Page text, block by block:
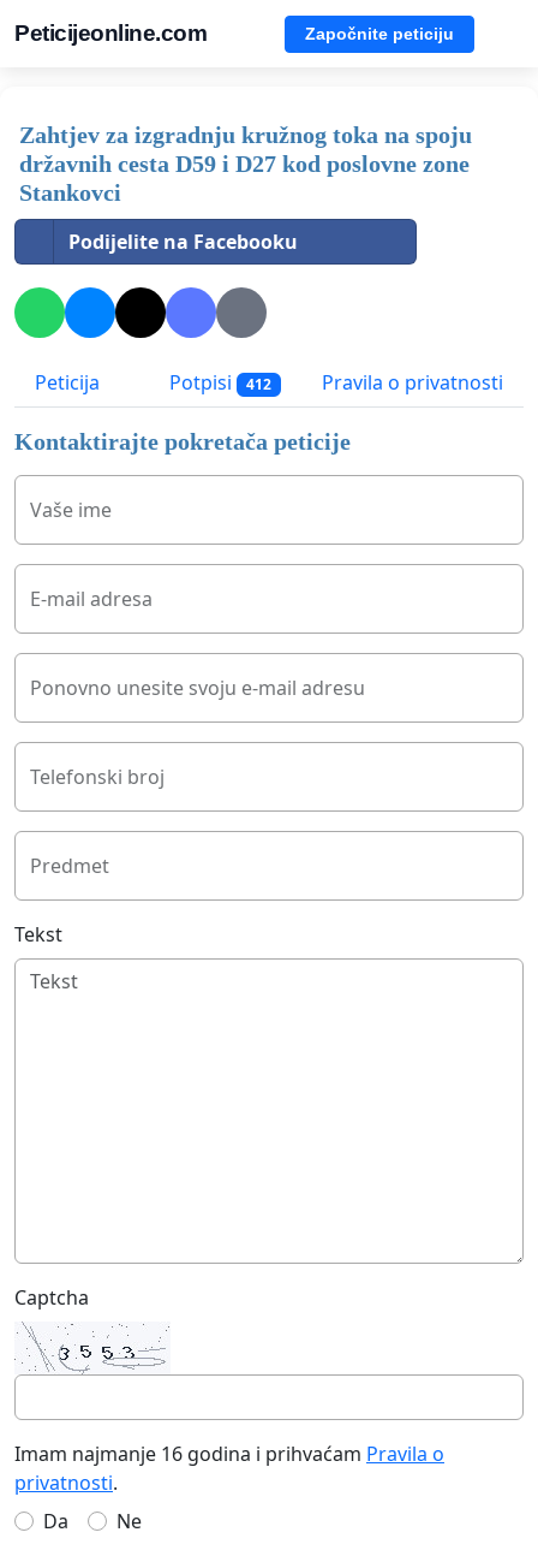
Peticijeonline.com Započnite peticiju
Zahtjev za izgradnju kružnog toka na spoju
državnih cesta D59 i D27 kod poslovne zone
Stankovci
Podijelite na Facebooku
Peticija Potpisi 412 Pravila o privatnosti
Kontaktirajte pokretača peticije
Vaše ime
E-mail adresa
Ponovno unesite svoju e-mail adresu
Telefonski broj
Predmet
Tekst
Captcha
Imam najmanje 16 godina i prihvaćam Pravila o
privatnosti.
Da
Ne